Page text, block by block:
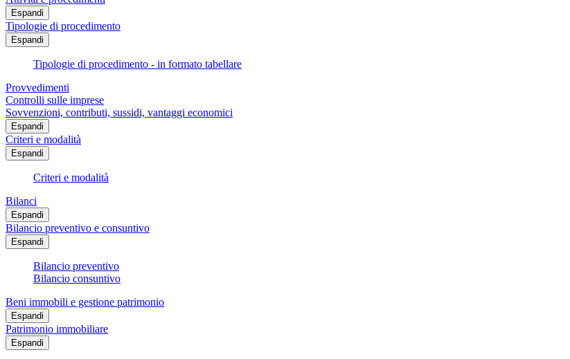
Espandi
Tipologie di procedimento
Espandi
Tipologie di procedimento - in formato tabellare
Provvedimenti
Controlli sulle imprese
Sovvenzioni, contributi, sussidi, vantaggi economici
Espandi
Criteri e modalità
Espandi
Criteri e modalità
Bilanci
Espandi
Bilancio preventivo e consuntivo
Espandi
Bilancio preventivo
Bilancio consuntivo
Beni immobili e gestione patrimonio
Espandi
Patrimonio immobiliare
Espandi